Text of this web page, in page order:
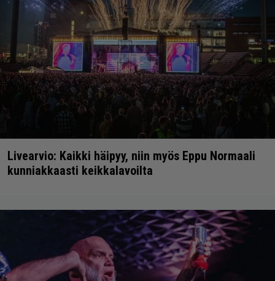
Livearvio: Kaikki häipyy, niin myös Eppu Normaali
kunniakkaasti keikkalavoilta